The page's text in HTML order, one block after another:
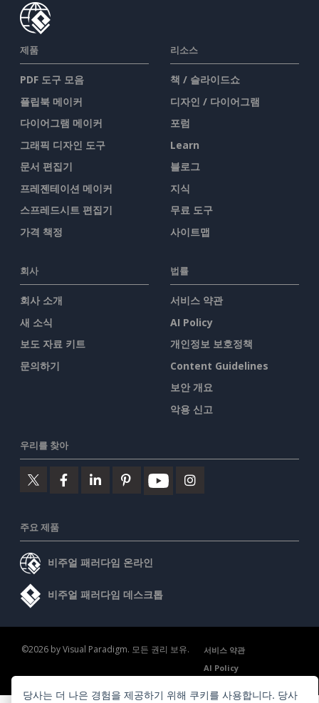
제품
PDF 도구 모음
플립북 메이커
다이어그램 메이커
그래픽 디자인 도구
문서 편집기
프레젠테이션 메이커
스프레드시트 편집기
가격 책정
리소스
책 / 슬라이드쇼
디자인 / 다이어그램
포럼
Learn
블로그
지식
무료 도구
사이트맵
회사
회사 소개
새 소식
보도 자료 키트
문의하기
법률
서비스 약관
AI Policy
개인정보 보호정책
Content Guidelines
보안 개요
악용 신고
우리를 찾아
주요 제품
비주얼 패러다임 온라인
비주얼 패러다임 데스크톱
©2026 by Visual Paradigm. 모든 권리 보유.
서비스 약관
AI Policy
당사는 더 나은 경험을 제공하기 위해 쿠키를 사용합니다. 당사